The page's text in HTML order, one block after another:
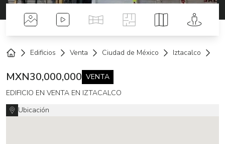
Fotos Videos Tour VirtualPlanos Mapa Street
Edificios Venta Ciudad de México Iztacalco
MXN30,000,000 VENTA
EDIFICIO EN VENTA EN IZTACALCO
Ubicación